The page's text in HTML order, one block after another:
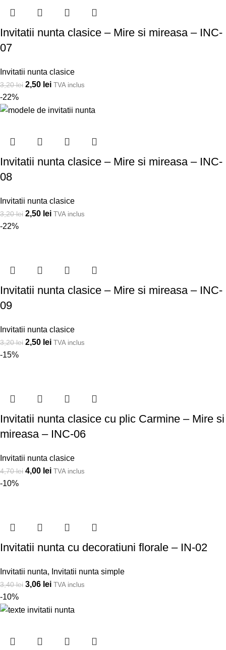
Invitatii nunta clasice – Mire si mireasa – INC-
07
Invitatii nunta clasice
3,20lei 2,50 lei TVA inclus
-22%
Invitatii nunta clasice – Mire si mireasa – INC-
08
Invitatii nunta clasice
3,20lei 2,50 lei TVA inclus
-22%
Invitatii nunta clasice – Mire si mireasa – INC-
09
Invitatii nunta clasice
3,20lei 2,50 lei TVA inclus
-15%
Invitatii nunta clasice cu plic Carmine – Mire si
mireasa – INC-06
Invitatii nunta clasice
4,70lei 4,00 lei TVA inclus
-10%
Invitatii nunta cu decoratiuni florale – IN-02
Invitatii nunta, Invitatii nunta simple
3,40lei 3,06 lei TVA inclus
-10%